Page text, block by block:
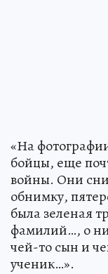
«На
бойцы, еще
войны. Они
обнимку,
была зеленая
фамилий…, о
чей-то сын и
ученик…».